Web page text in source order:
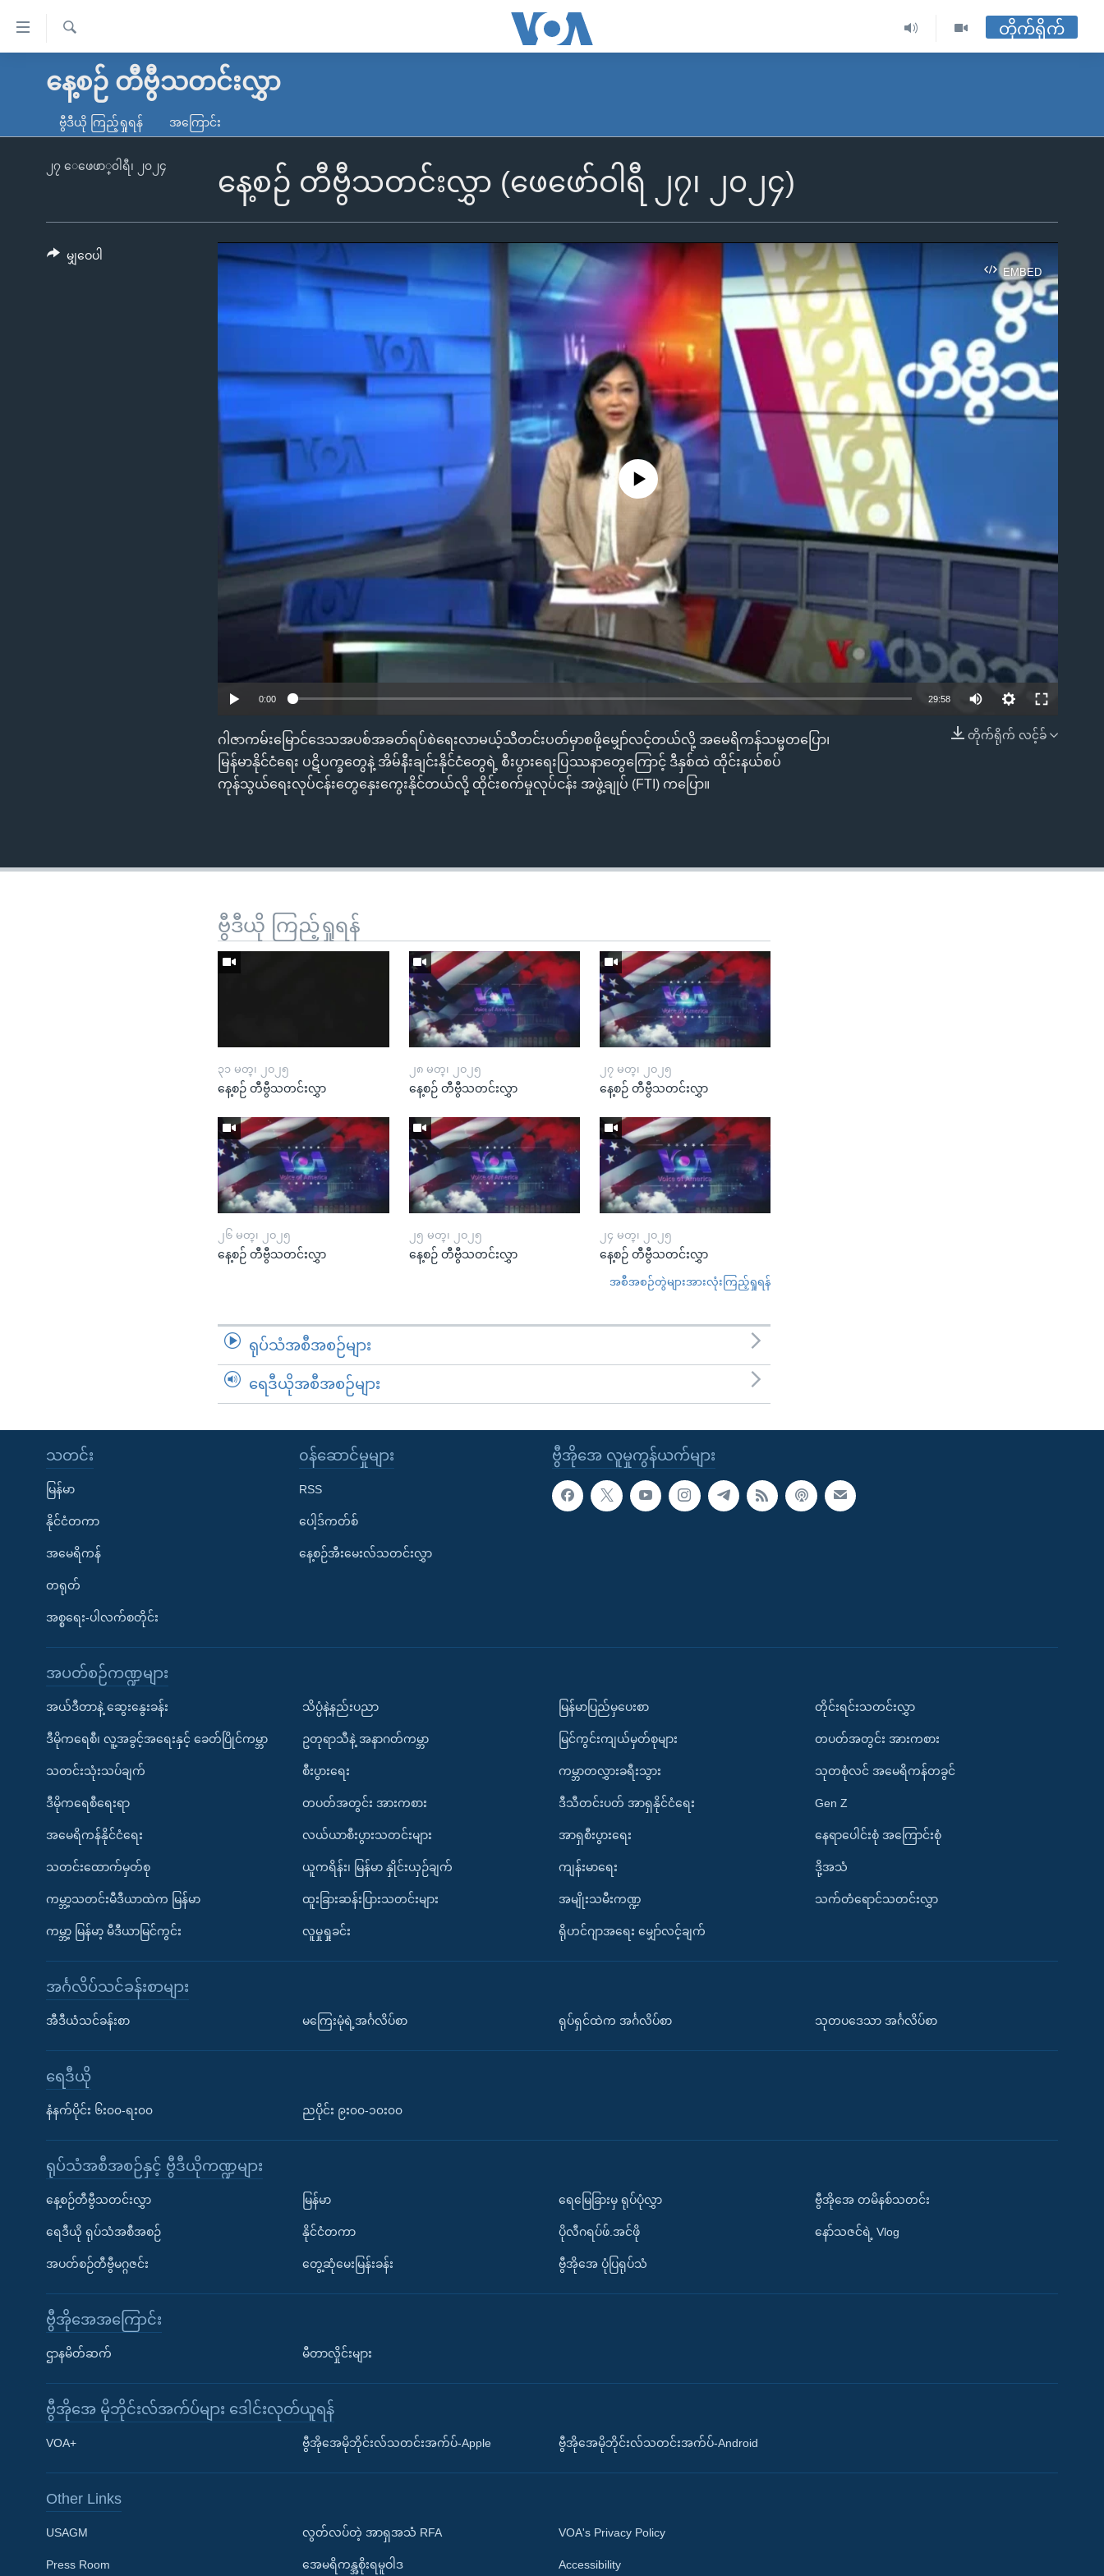
လွယ်ကူ
သည့်
မူလစာမျက်နှာ
ကမ္ဘာ့သတင်းများ
နိုင်ငံတကာ
တရုတ်
အစ္စရေး-ပါလက်စတိုင်း
ရပ်ဝန်းတခု လမ်းတခု အလွန်
အင်္ဂလိပ်စာလေ့လာမယ်
Learning English
ဘာသာစကားများ
ရ
တိုက်ရိုက်
နေ့စဉ် တီဗွီသတင်းလွှာ
ဗွီဒီယို ကြည့်ရှုရန် အကြောင်း
နေ့စဉ် တီဗွီသတင်းလွှာ (ဖေဖော်ဝါရီ ၂၇၊ ၂၀၂၄)
၂၇ ေဖေဖာ္၀ါရီ၊ ၂၀၂၄
EMBED
EMBED
No media source currently available
0:00 29:58
တိုက်ရိုက် လင့်ခ်
ဂါဇာကမ်းမြောင်ဒေသအပစ်အခတ်ရပ်စဲရေးလာမယ့်သီတင်းပတ်မှာစဖို့မျှော်လင့်တယ်လို့ အမေရိကန်သမ္မတပြော၊
မြန်မာနိုင်ငံရေး ပဋိပက္ခတွေနဲ့ အိမ်နီးချင်းနိုင်ငံတွေရဲ့ စီးပွားရေးပြဿနာတွေကြောင့် ဒီနှစ်ထဲ ထိုင်းနယ်စပ်
ကုန်သွယ်ရေးလုပ်ငန်းတွေနှေးကွေးနိုင်တယ်လို့ ထိုင်းစက်မှုလုပ်ငန်း အဖွဲ့ချုပ် (FTI) ကပြော။
မျှဝေပါ
ဗွီဒီယို ကြည့်ရှုရန်
၃၁ မတ္၊ ၂၀၂၅
နေ့စဉ် တီဗွီသတင်းလွှာ
၂၈ မတ္၊ ၂၀၂၅
နေ့စဉ် တီဗွီသတင်းလွှာ
၂၇ မတ္၊ ၂၀၂၅
နေ့စဉ် တီဗွီသတင်းလွှာ
၂၆ မတ္၊ ၂၀၂၅
နေ့စဉ် တီဗွီသတင်းလွှာ
၂၅ မတ္၊ ၂၀၂၅
နေ့စဉ် တီဗွီသတင်းလွှာ
၂၄ မတ္၊ ၂၀၂၅
နေ့စဉ် တီဗွီသတင်းလွှာ
အစီအစဉ်တွဲများအားလုံးကြည့်ရှုရန်
ရုပ်သံအစီအစဉ်များ
ရေဒီယိုအစီအစဉ်များ
ဗွီအိုအေ လူမှုကွန်ယက်များ
သတင်း
မြန်မာ
နိုင်ငံတကာ
အမေရိကန်
တရုတ်
အစ္စရေး-ပါလက်စတိုင်း
၀န်ဆောင်မှုများ
RSS
ပေါ့ဒ်ကတ်စ်
နေ့စဉ်အီးမေးလ်သတင်းလွှာ
အပတ်စဉ်ကဏ္ဍများ
အယ်ဒီတာနဲ့ ဆွေးနွေးခန်း
ဒီမိုကရေစီ၊ လူ့အခွင့်အရေးနှင့် ခေတ်ပြိုင်ကမ္ဘာ
သတင်းသုံးသပ်ချက်
ဒီမိုကရေစီရေးရာ
အမေရိကန်နိုင်ငံရေး
သတင်းထောက်မှတ်စု
ကမ္ဘာ့သတင်းမီဒီယာထဲက မြန်မာ
ကမ္ဘာ့ မြန်မာ့ မီဒီယာမြင်ကွင်း
သိပ္ပံနဲ့နည်းပညာ
ဥတုရာသီနဲ့ အနာဂတ်ကမ္ဘာ
စီးပွားရေး
တပတ်အတွင်း အားကစား
လယ်ယာစီးပွားသတင်းများ
ယူကရိန်း၊ မြန်မာ နှိုင်းယှဉ်ချက်
ထူးခြားဆန်းပြားသတင်းများ
လူမှုရှုခင်း
မြန်မာပြည်မှပေးစာ
မြင်ကွင်းကျယ်မှတ်စုများ
ကမ္ဘာတလွှားခရီးသွား
ဒီသီတင်းပတ် အာရှနိုင်ငံရေး
အာရှစီးပွားရေး
ကျန်းမာရေး
အမျိုးသမီးကဏ္ဍ
ရိုဟင်ဂျာအရေး မျှော်လင့်ချက်
တိုင်းရင်းသတင်းလွှာ
တပတ်အတွင်း အားကစား
သုတစုံလင် အမေရိကန်တခွင်
Gen Z
နေရာပေါင်းစုံ အကြောင်းစုံ
ဒို့အသံ
သက်တံရောင်သတင်းလွှာ
အင်္ဂလိပ်သင်ခန်းစာများ
အီဒီယံသင်ခန်းစာ မကြေးမုံရဲ့အင်္ဂလိပ်စာ ရုပ်ရှင်ထဲက အင်္ဂလိပ်စာ သုတပဒေသာ အင်္ဂလိပ်စာ
ရေဒီယို
နံနက်ပိုင်း ၆း၀၀-ရး၀၀ ညပိုင်း ၉း၀၀-၁၀း၀၀
ရုပ်သံအစီအစဉ်နှင့် ဗွီဒီယိုကဏ္ဍများ
နေ့စဉ်တီဗွီသတင်းလွှာ
ရေဒီယို ရုပ်သံအစီအစဉ်
အပတ်စဉ်တီဗွီမဂ္ဂဇင်း
မြန်မာ
နိုင်ငံတကာ
တွေ့ဆုံမေးမြန်းခန်း
ရေမြေခြားမှ ရုပ်ပုံလွှာ
ပိုလီဂရပ်ဖ်.အင်ဖို
ဗွီအိုအေ ပုံပြရုပ်သံ
ဗွီအိုအေ တမိနစ်သတင်း
နော်သဇင်ရဲ့ Vlog
ဗွီအိုအေအကြောင်း
ဌာနမိတ်ဆက် မီတာလှိုင်းများ
ဗွီအိုအေ မိုဘိုင်းလ်အက်ပ်များ ဒေါင်းလုတ်ယူရန်
VOA+ ဗွီအိုအေမိုဘိုင်းလ်သတင်းအက်ပ်-Apple ဗွီအိုအေမိုဘိုင်းလ်သတင်းအက်ပ်-Android
Other Links
USAGM
Press Room
လွတ်လပ်တဲ့ အာရှအသံ RFA
အေမရိကန္အစိုးရမူဝါဒ
VOA's Privacy Policy
Accessibility